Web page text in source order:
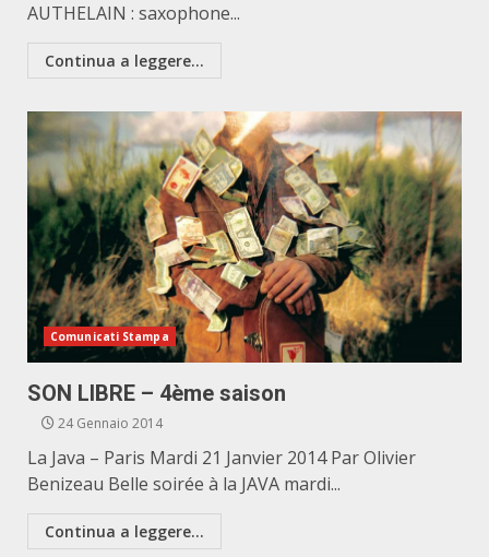
AUTHELAIN : saxophone...
Continua a leggere...
Comunicati Stampa
SON LIBRE – 4ème saison
24 Gennaio 2014
La Java – Paris Mardi 21 Janvier 2014 Par Olivier
Benizeau Belle soirée à la JAVA mardi...
Continua a leggere...